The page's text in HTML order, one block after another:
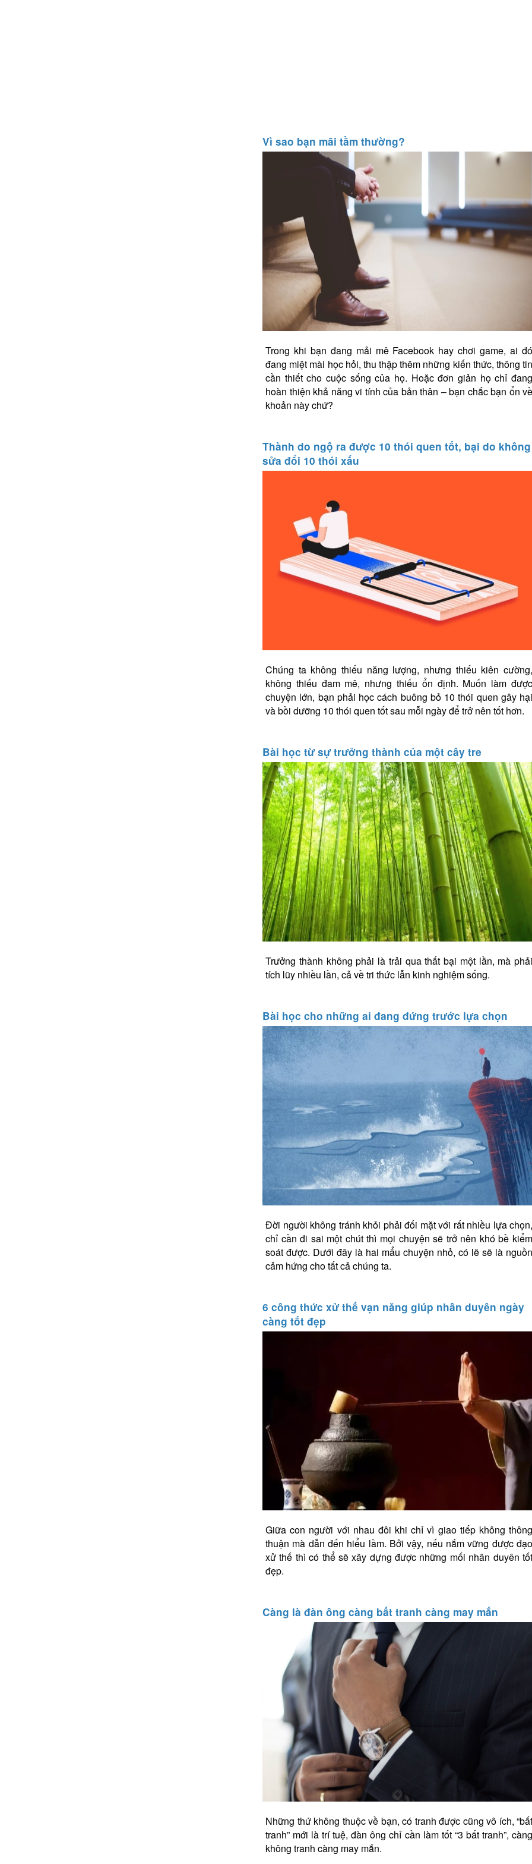
Vì sao bạn mãi tầm thường?
Trong khi bạn đang mải mê Facebook hay chơi game, ai đó
đang miệt mài học hỏi, thu thập thêm những kiến thức, thông tin
cần thiết cho cuộc sống của họ. Hoặc đơn giản họ chỉ đang
hoàn thiện khả năng vi tính của bản thân – bạn chắc bạn ổn về
khoản này chứ?
Thành do ngộ ra được 10 thói quen tốt, bại do không
sửa đổi 10 thói xấu
Chúng ta không thiếu năng lượng, nhưng thiếu kiên cường,
không thiếu đam mê, nhưng thiếu ổn định. Muốn làm được
chuyện lớn, bạn phải học cách buông bỏ 10 thói quen gây hại
và bồi dưỡng 10 thói quen tốt sau mỗi ngày để trở nên tốt hơn.
Bài học từ sự trưởng thành của một cây tre
Trưởng thành không phải là trải qua thất bại một lần, mà phải
tích lũy nhiều lần, cả về tri thức lẫn kinh nghiệm sống.
Bài học cho những ai đang đứng trước lựa chọn
Đời người không tránh khỏi phải đối mặt với rất nhiều lựa chọn,
chỉ cần đi sai một chút thì mọi chuyện sẽ trở nên khó bề kiểm
soát được. Dưới đây là hai mẩu chuyện nhỏ, có lẽ sẽ là nguồn
cảm hứng cho tất cả chúng ta.
6 công thức xử thế vạn năng giúp nhân duyên ngày
càng tốt đẹp
Giữa con người với nhau đôi khi chỉ vì giao tiếp không thông
thuận mà dẫn đến hiểu lầm. Bởi vậy, nếu nắm vững được đạo
xử thế thì có thể sẽ xây dựng được những mối nhân duyên tốt
đẹp.
Càng là đàn ông càng bất tranh càng may mắn
Những thứ không thuộc về bạn, có tranh được cũng vô ích, “bất
tranh” mới là trí tuệ, đàn ông chỉ cần làm tốt “3 bất tranh”, càng
không tranh càng may mắn.